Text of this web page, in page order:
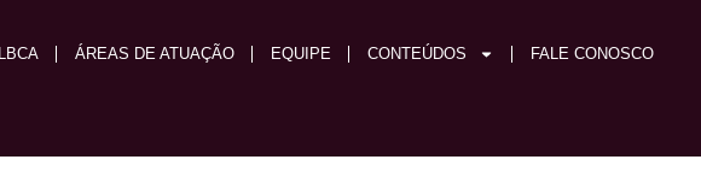
ÁREAS DE ATUAÇÃO EQUIPE CONTEÚDOS FALE CONOSCO